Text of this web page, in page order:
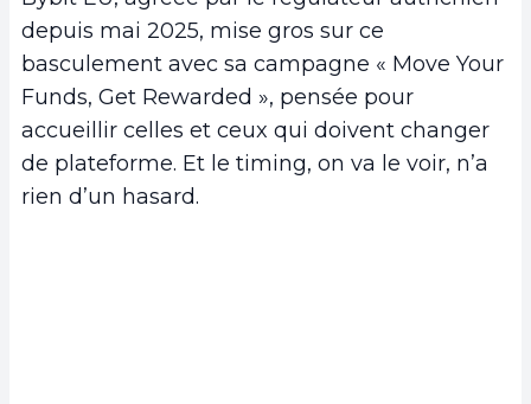
depuis mai 2025, mise gros sur ce
basculement avec sa campagne « Move Your
Funds, Get Rewarded », pensée pour
accueillir celles et ceux qui doivent changer
de plateforme. Et le timing, on va le voir, n’a
rien d’un hasard.